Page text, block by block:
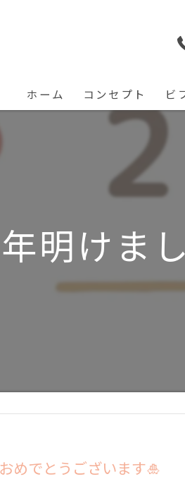
ホーム コンセプト ビ
明けま
めでとうございます🎍